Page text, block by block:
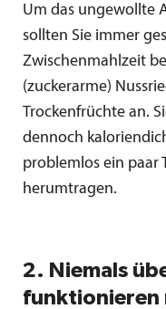
Um das ungewollte
sollten Sie immer
Zwischenmahlzeit
(zuckerarme)
Trockenfrüchte an.
dennoch
problemlos ein paar
herumtragen.
2. Niemals
funktionieren